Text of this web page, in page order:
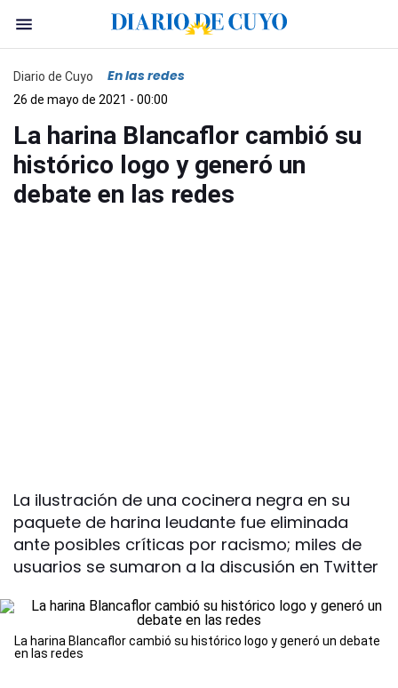
Diario de Cuyo En las redes
26 de mayo de 2021 - 00:00
La harina Blancaflor cambió su
histórico logo y generó un
debate en las redes
La ilustración de una cocinera negra en su
paquete de harina leudante fue eliminada
ante posibles críticas por racismo; miles de
usuarios se sumaron a la discusión en Twitter
La harina Blancaflor cambió su histórico logo y generó un debate
en las redes